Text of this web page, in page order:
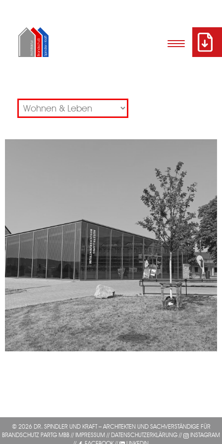
© 2026 DR. SPINDLER UND KRAFT – ARCHITEKTEN UND SACHVERSTÄNDIGE FÜR
BRANDSCHUTZ PARTG MBB // IMPRESSUM // DATENSCHUTZERKLÄRUNG //
INSTAGRAM